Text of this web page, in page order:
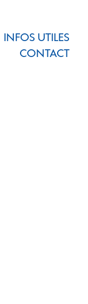
INFOS UTILES
CONTACT